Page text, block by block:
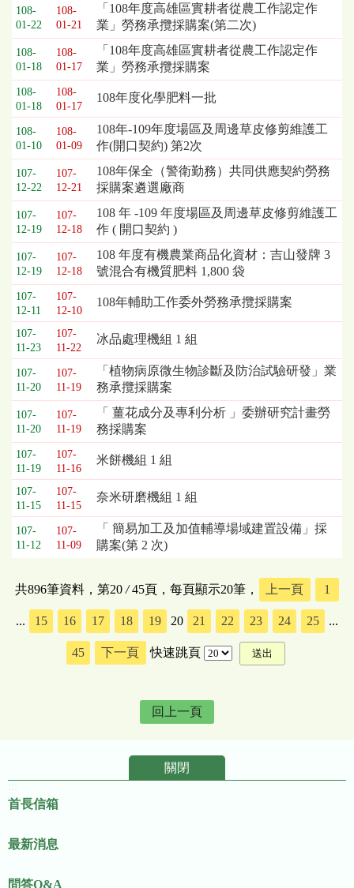
期、
截
標
日
期、
公
告
事
項
108-
01-22
108-
01-21
「108年度高雄區實耕者從農工作認定作
業」勞務承攬採購案(第二次)
108-
01-18
108-
01-17
「108年度高雄區實耕者從農工作認定作
業」勞務承攬採購案
108-
01-18
108-
01-17
108年度化學肥料一批
108-
01-10
108-
01-09
108年-109年度場區及周邊草皮修剪維護工
作(開口契約) 第2次
107-
12-22
107-
12-21
108年保全（警衛勤務）共同供應契約勞務
採購案遴選廠商
107-
12-19
107-
12-18
108 年 -109 年度場區及周邊草皮修剪維護工
作 ( 開口契約 )
107-
12-19
107-
12-18
108 年度有機農業商品化資材：吉山發牌 3
號混合有機質肥料 1,800 袋
107-
12-11
107-
12-10
108年輔助工作委外勞務承攬採購案
107-
11-23
107-
11-22
冰品處理機組 1 組
107-
11-20
107-
11-19
「植物病原微生物診斷及防治試驗研發」業
務承攬採購案
107-
11-20
107-
11-19
「 薑花成分及專利分析 」委辦研究計畫勞
務採購案
107-
11-19
107-
11-16
米餅機組 1 組
107-
11-15
107-
11-15
奈米研磨機組 1 組
107-
11-12
107-
11-09
「 簡易加工及加值輔導場域建置設備」採
購案(第 2 次)
共896筆資料，第20/45頁，每頁顯示20筆， 上一頁 1
... 15 16 17 18 19 20 21 22 23 24 25 ...
45 下一頁 快速跳頁
回上一頁
關閉
首長信箱
最新消息
問答Q&A